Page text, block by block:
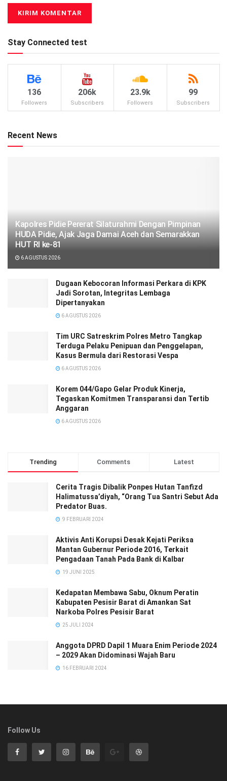
Stay Connected test
136
Followers
206k
Subscribers
23.9k
Followers
99
Subscribers
Recent News
‎‎Kapolres Pidie Pererat Silaturahmi Dengan Pimpinan
HUDA Pidie, Ajak Jaga Damai Aceh dan Semarakkan
HUT RI ke-81
6 AGUSTUS 2026
Dugaan Kebocoran Informasi Perkara di KPK
Jadi Sorotan, Integritas Lembaga
Dipertanyakan
6 AGUSTUS 2026
Tim URC Satreskrim Polres Metro Tangkap
Terduga Pelaku Penipuan dan Penggelapan,
Kasus Bermula dari Restorasi Vespa
6 AGUSTUS 2026
Korem 044/Gapo Gelar Produk Kinerja,
Tegaskan Komitmen Transparansi dan Tertib
Anggaran
6 AGUSTUS 2026
Trending Comments Latest
Cerita Tragis Dibalik Ponpes Hutan Tanfizd
Halimatussa’diyah, “Orang Tua Santri Sebut Ada
Predator Buas.
9 FEBRUARI 2024
Aktivis Anti Korupsi Desak Kejati Periksa
Mantan Gubernur Periode 2016, Terkait
Pengadaan Tanah Pada Bank di Kalbar
19 JUNI 2025
Kedapatan Membawa Sabu, Oknum Peratin
Kabupaten Pesisir Barat di Amankan Sat
Narkoba Polres Pesisir Barat
25 JULI 2024
Anggota DPRD Dapil 1 Muara Enim Periode 2024
– 2029 Akan Didominasi Wajah Baru
16 FEBRUARI 2024
Follow Us